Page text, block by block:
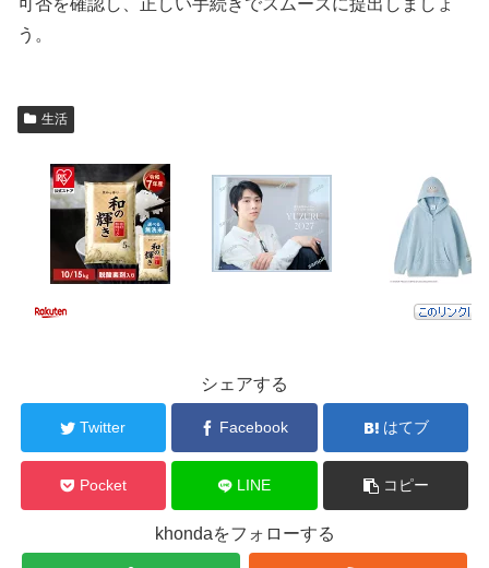
可否を確認し、正しい手続きでスムーズに提出しましょ
う。
生活
シェアする
Twitter Facebook はてブ
Pocket LINE コピー
khondaをフォローする